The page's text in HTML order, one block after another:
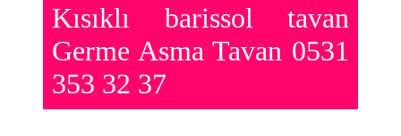
Kısıklı barissol tavan
Germe Asma Tavan 0531
353 32 37